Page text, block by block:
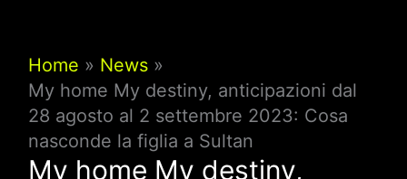
Home
News
My home My destiny, anticipazioni dal
28 agosto al 2 settembre 2023: Cosa
nasconde la figlia a Sultan
My home My destiny,